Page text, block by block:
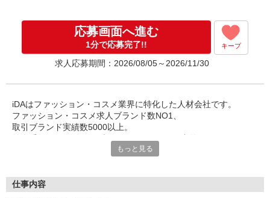
応募画面へ進む
1分で応募完了!! キープ
求人応募期間：2026/08/05～2026/11/30
iDAはファッション・コスメ業界に特化した人材会社です。
ファッション・コスメ求人ブランド数NO1、
取引ブランド実績数5000以上。
有名アパレルブランドでの様々なお仕事を御紹介しております
販売や美容、PRなど、各分野に特化した
もっと見る
仕事内容